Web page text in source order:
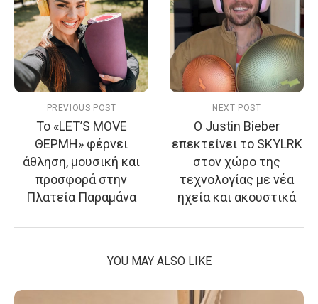
PREVIOUS POST
Το «LET’S MOVE
ΘΕΡΜΗ» φέρνει
άθληση, μουσική και
προσφορά στην
Πλατεία Παραμάνα
NEXT POST
Ο Justin Bieber
επεκτείνει το SKYLRK
στον χώρο της
τεχνολογίας με νέα
ηχεία και ακουστικά
YOU MAY ALSO LIKE